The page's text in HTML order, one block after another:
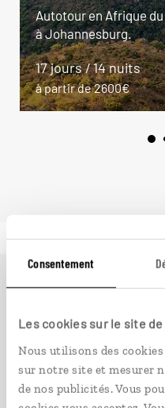
Consentement
Les cookies sur le site
Nous utilisons des
sur notre site et mesurer
de nos publicités. Vous
Autotour en Afrique
à Johannesburg.
17 jours / 14 nuits
à partir de 2600€
passionnent les
monde, il fait naître